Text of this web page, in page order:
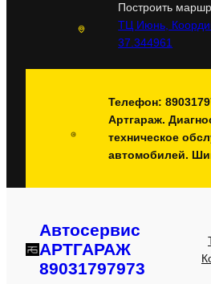
Построить
ТЦ Июнь,
37.344961
Телефон:
Артгараж.
техническое
автомобилей.
Автосервис
АРТГАРАЖ
89031797973